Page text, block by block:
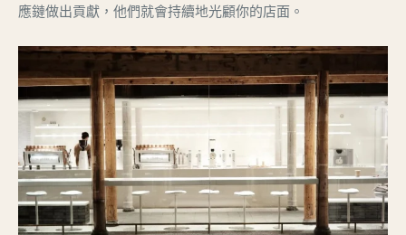
應鏈做出貢獻，他們就會持續地光顧你的店面。